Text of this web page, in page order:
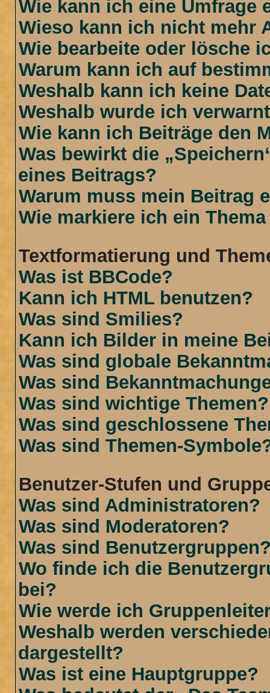
Wie kann ich eine Umfrage
Wieso kann ich nicht mehr
Wie bearbeite oder lösche
Warum kann ich auf
Weshalb kann ich keine
Weshalb wurde ich
Wie kann ich Beiträge den
Was bewirkt die
eines Beitrags?
Warum muss mein Beitrag
Wie markiere ich ein
Textformatierung und
Was ist BBCode?
Kann ich HTML benutzen?
Was sind Smilies?
Kann ich Bilder in meine
Was sind globale
Was sind
Was sind wichtige Themen?
Was sind geschlossene
Was sind Themen-
Benutzer-Stufen und
Was sind Administratoren?
Was sind Moderatoren?
Was sind
Wo finde ich die
bei?
Wie werde ich
Weshalb werden
dargestellt?
Was ist eine Hauptgruppe?